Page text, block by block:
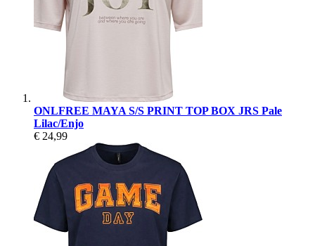
ONLFREE MAYA S/S PRINT TOP BOX JRS Pale
Lilac/Enjo
€ 24,99